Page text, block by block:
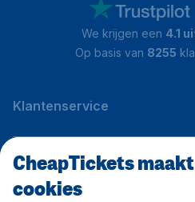
We krijgen een 4.1
Op basis van 8255
Klantenservice
CheapTickets.be
CheapTickets
cookies